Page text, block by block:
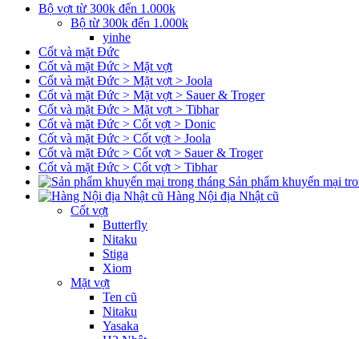
Bộ vợt từ 300k đến 1.000k
Bộ từ 300k đến 1.000k
yinhe
Cốt và mặt Đức
Cốt và mặt Đức > Mặt vợt
Cốt và mặt Đức > Mặt vợt > Joola
Cốt và mặt Đức > Mặt vợt > Sauer & Troger
Cốt và mặt Đức > Mặt vợt > Tibhar
Cốt và mặt Đức > Cốt vợt > Donic
Cốt và mặt Đức > Cốt vợt > Joola
Cốt và mặt Đức > Cốt vợt > Sauer & Troger
Cốt và mặt Đức > Cốt vợt > Tibhar
Sản phẩm khuyến mại
Hàng Nội địa Nhật cũ
Cốt vợt
Butterfly
Nitaku
Stiga
Xiom
Mặt vợt
Ten cũ
Nitaku
Yasaka